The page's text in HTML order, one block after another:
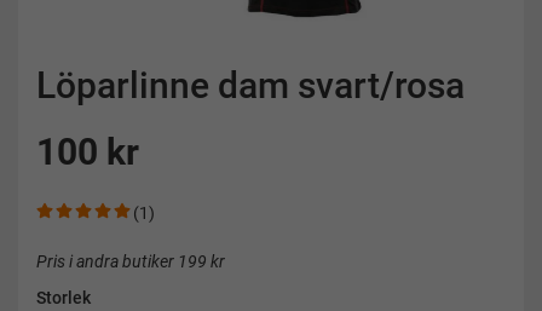
Löparlinne dam svart/rosa
100 kr
(1)
Pris i andra butiker 199 kr
Storlek